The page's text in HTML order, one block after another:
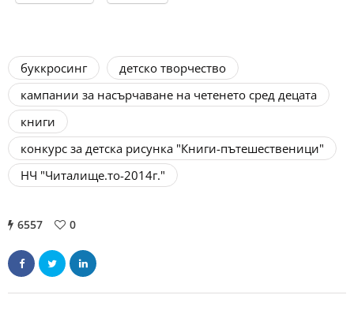
буккросинг
детско творчество
кампании за насърчаване на четенето сред децата
книги
конкурс за детска рисунка "Книги-пътешественици"
НЧ "Читалище.то-2014г."
6557 0